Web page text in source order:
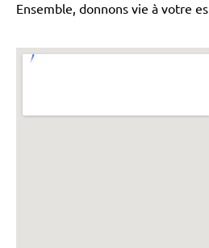
Ensemble, donnons vie à votre